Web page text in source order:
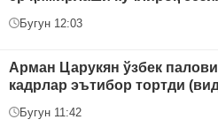
Бугун 12:03
Арман Царукян ўзбек
кадрлар эътибор тортди
Бугун 11:42